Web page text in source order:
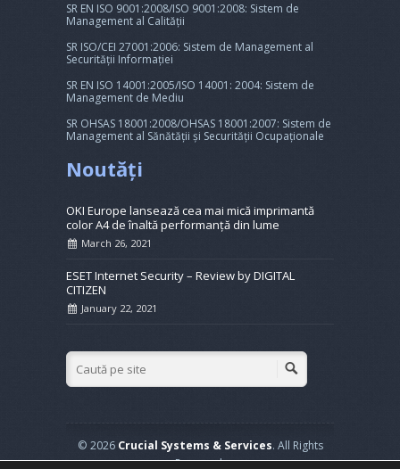
SR EN ISO 9001:2008/ISO 9001:2008: Sistem de
Management al Calității
SR ISO/CEI 27001:2006: Sistem de Management al
Securității Informației
SR EN ISO 14001:2005/ISO 14001: 2004: Sistem de
Management de Mediu
SR OHSAS 18001:2008/OHSAS 18001:2007: Sistem de
Management al Sănătății și Securității Ocupaționale
Noutăți
OKI Europe lansează cea mai mică imprimantă
color A4 de înaltă performanță din lume
March 26, 2021
ESET Internet Security – Review by DIGITAL
CITIZEN
January 22, 2021
© 2026 Crucial Systems & Services. All Rights
Reserved.